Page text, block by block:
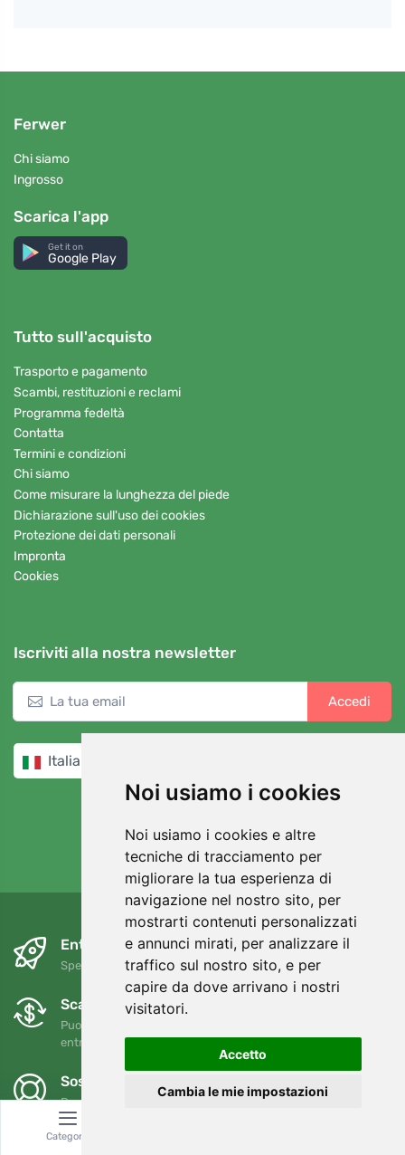
Noi usiamo i cookies
Noi usiamo i cookies e altre
tecniche di tracciamento per
migliorare la tua esperienza di
navigazione nel nostro sito, per
mostrarti contenuti personalizzati
e annunci mirati, per analizzare il
traffico sul nostro sito, e per
capire da dove arrivano i nostri
visitatori.
Accetto
Cambia le mie impostazioni
Ferwer
Chi siamo
Ingrosso
Scarica l'app
Get it on
Google Play
Tutto sull'acquisto
Trasporto e pagamento
Scambi, restituzioni e reclami
Programma fedeltà
Contatta
Termini e condizioni
Chi siamo
Come misurare la lunghezza del piede
Dichiarazione sull'uso dei cookies
Protezione dei dati personali
Impronta
Cookies
Iscriviti alla nostra newsletter
Accedi
Italiano / EUR
4,7/5 97%
Entro il giorno successivo e gratuitamente
Spedizione gratuita per ordini superiori a 80 EUR
Scambi e resi gratuiti
Puoi restituire o cambiare il tuo ordine in qualsiasi momento
entro 90 giorni
Sosteniamo Trees.org
Per ogni ordine piantiamo un albero! Leggi di più
Categoria